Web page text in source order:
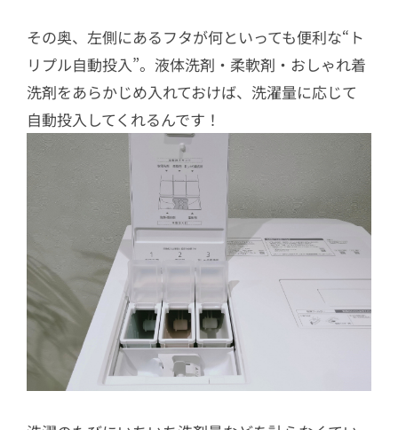
その奥、左側にあるフタが何といっても便利な“ト
リプル自動投入”。液体洗剤・柔軟剤・おしゃれ着
洗剤をあらかじめ入れておけば、洗濯量に応じて
自動投入してくれるんです！